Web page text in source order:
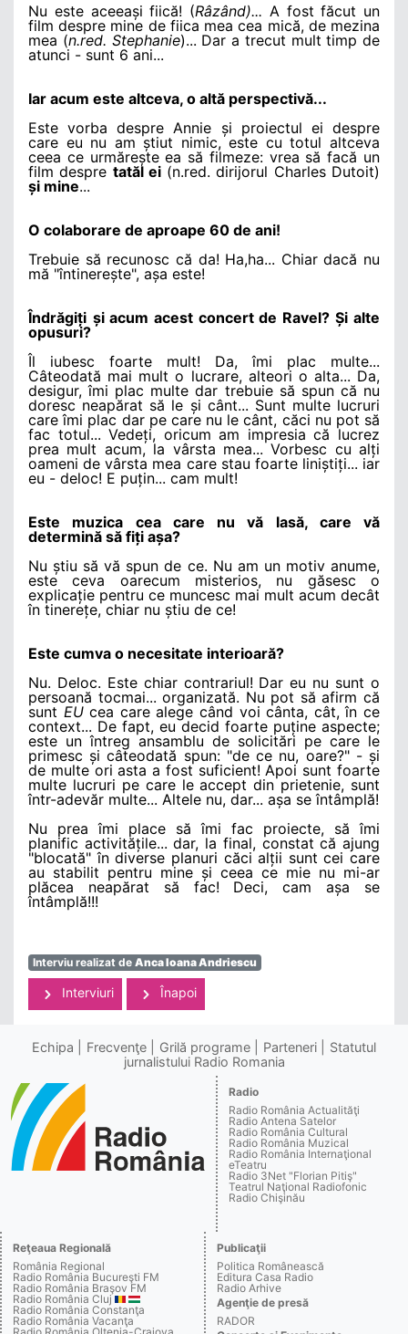
Nu este aceeași fiică! (Râzând)... A fost făcut un
film despre mine de fiica mea cea mică, de mezina
mea (n.red. Stephanie)... Dar a trecut mult timp de
atunci - sunt 6 ani...
Iar acum este altceva, o altă perspectivă...
Este vorba despre Annie și proiectul ei despre
care eu nu amștiut nimic, este cu totul altceva
ceea ce urmărește ea să filmeze: vrea să facă un
film despre tatăl ei(n.red. dirijorul Charles Dutoit)
și mine...
O colaborare de aproape 60 de ani!
Trebuie să recunosc că da! Ha,ha... Chiar dacă nu
mă "întinerește", așa este!
Îndrăgiți și acum acest concert de Ravel? Și alte
opusuri?
Îl iubesc foarte mult! Da, îmi plac multe...
Câteodată mai mult o lucrare, alteori o alta... Da,
desigur, îmi plac multe dar trebuie să spun că nu
doresc neapărat să le și cânt... Sunt multe lucruri
care îmi plac dar pe care nu le cânt, căci nu pot să
fac totul... Vedeți, oricum am impresia că lucrez
prea mult acum, la vârsta mea... Vorbesc cu alți
oameni de vârsta mea care stau foarte liniștiți... iar
eu - deloc! E puțin... cam mult!
Este muzica cea care nu vă lasă, care vă
determină să fiți așa?
Nu știu să vă spun de ce. Nu am un motiv anume,
este ceva oarecum misterios, nu găsesc o
explicație pentru ce muncesc mai mult acum decât
în tinerețe, chiar nu știu de ce!
Este cumva o necesitate interioară?
Nu. Deloc. Este chiar contrariul! Dar eu nu sunt o
persoană tocmai... organizată. Nu pot să afirm că
sunt EUcea care alege când voi cânta, cât, în ce
context... De fapt, eu decid foarte puține aspecte;
este un întreg ansamblu de solicitări pe care le
primesc și câteodată spun: "de ce nu, oare?" - și
de multe ori asta a fost suficient! Apoi sunt foarte
multe lucruri pe care le accept din prietenie, sunt
într-adevăr multe... Altele nu, dar... așa se întâmplă!
Nu prea îmi place să îmi fac proiecte, să îmi
planific activitățile... dar, la final, constat că ajung
"blocată" în diverse planuri căci alții sunt cei care
au stabilit pentru mine și ceea ce mie nu mi-ar
plăcea neapărat să fac! Deci, cam așa se
întâmplă!!!
Interviu realizat de Anca Ioana Andriescu
Interviuri Înapoi
Echipa Frecvenţe Grilă programe Parteneri
Statutul
jurnalistului Radio Romania
Radio
Radio România Actualităţi
Radio Antena Satelor
Radio România Cultural
Radio România Muzical
Radio România Internaţional
eTeatru
Radio 3Net "Florian Pitiş"
Teatrul Naţional Radiofonic
Radio Chişinău
Reţeaua Regională
România Regional
Radio România Bucureşti FM
Radio România Braşov FM
Radio România Cluj
Radio România Constanţa
Radio România Vacanţa
Publicaţii
Politica Românească
Editura Casa Radio
Radio Arhive
Agenţie de presă
RADOR